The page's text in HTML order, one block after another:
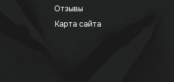
Отзывы
Карта сайта